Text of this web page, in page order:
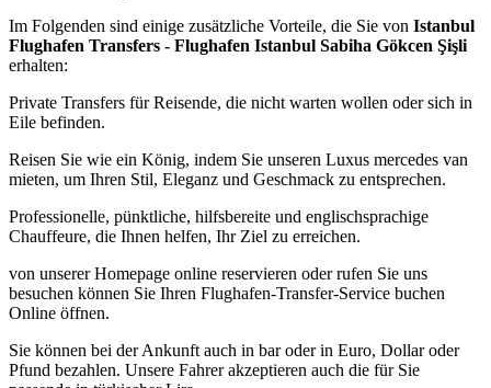
Im Folgenden sind einige zusätzliche Vorteile, die Sie von Istanbul
Flughafen Transfers - Flughafen Istanbul Sabiha Gökcen Şişli
erhalten:
Private Transfers für Reisende, die nicht warten wollen oder sich in
Eile befinden.
Reisen Sie wie ein König, indem Sie unseren Luxus mercedes van
mieten, um Ihren Stil, Eleganz und Geschmack zu entsprechen.
Professionelle, pünktliche, hilfsbereite und englischsprachige
Chauffeure, die Ihnen helfen, Ihr Ziel zu erreichen.
von unserer Homepage online reservieren oder rufen Sie uns
besuchen können Sie Ihren Flughafen-Transfer-Service buchen
Online öffnen.
Sie können bei der Ankunft auch in bar oder in Euro, Dollar oder
Pfund bezahlen. Unsere Fahrer akzeptieren auch die für Sie